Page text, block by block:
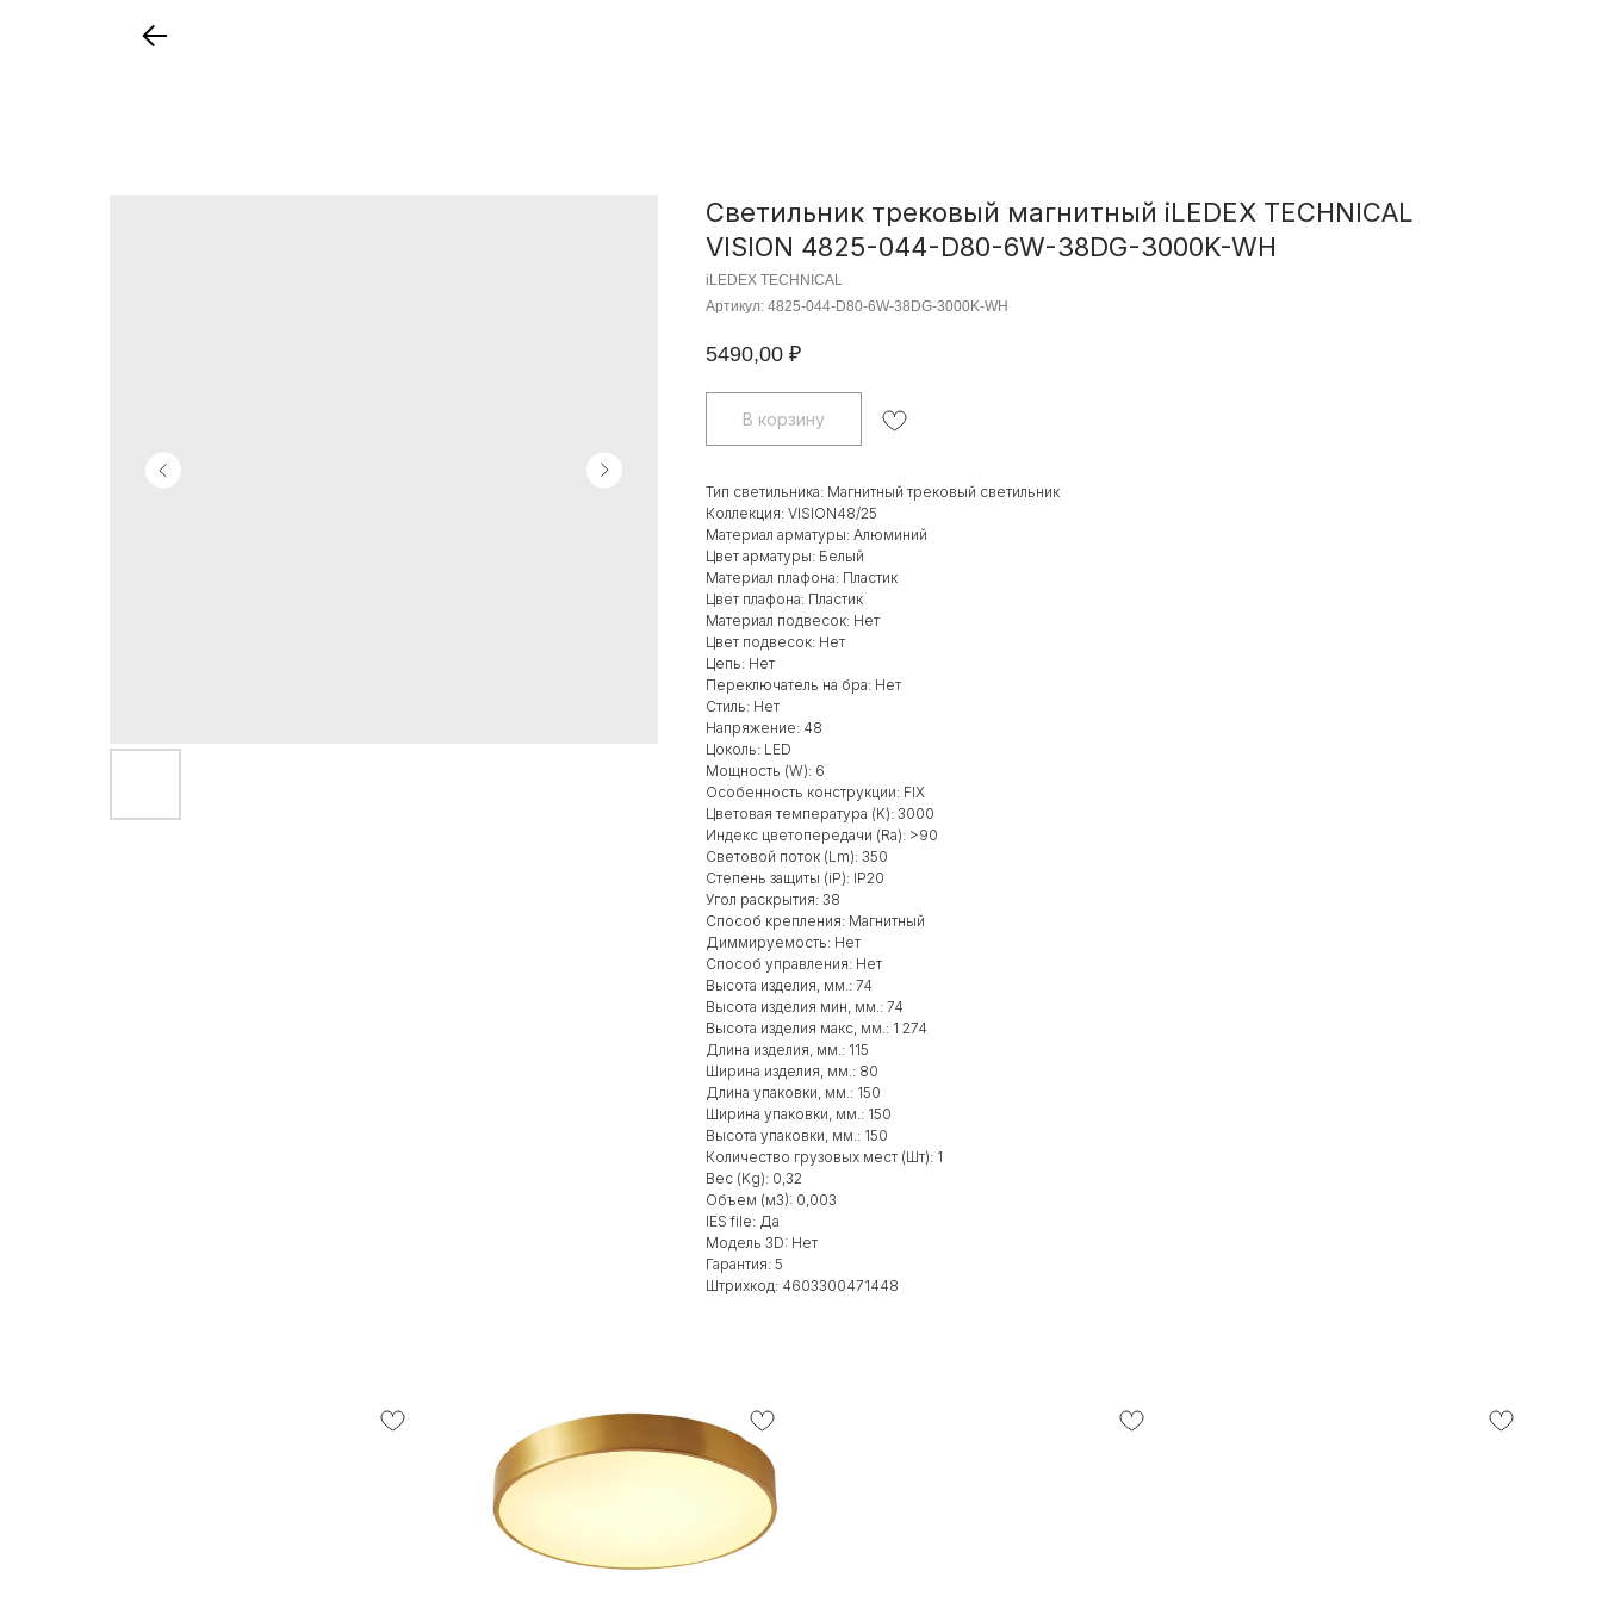
Светильник трековый магнитный iLEDEX TECHNICAL
VISION 4825-044-D80-6W-38DG-3000K-WH
iLEDEX TECHNICAL
Артикул: 4825-044-D80-6W-38DG-3000K-WH
5490,00 ₽
В корзину
Тип светильника: Магнитный трековый светильник
Коллекция: VISION48/25
Материал арматуры: Алюминий
Цвет арматуры: Белый
Материал плафона: Пластик
Цвет плафона: Пластик
Материал подвесок: Нет
Цвет подвесок: Нет
Цепь: Нет
Переключатель на бра: Нет
Стиль: Нет
Напряжение: 48
Цоколь: LED
Мощность (W): 6
Особенность конструкции: FIX
Цветовая температура (K): 3000
Индекс цветопередачи (Ra): >90
Световой поток (Lm): 350
Степень защиты (iP): IP20
Угол раскрытия: 38
Способ крепления: Магнитный
Диммируемость: Нет
Способ управления: Нет
Высота изделия, мм.: 74
Высота изделия мин, мм.: 74
Высота изделия макс, мм.: 1 274
Длина изделия, мм.: 115
Ширина изделия, мм.: 80
Длина упаковки, мм.: 150
Ширина упаковки, мм.: 150
Высота упаковки, мм.: 150
Количество грузовых мест (Шт): 1
Вес (Kg): 0,32
Объем (м3): 0,003
IES file: Да
Модель 3D: Нет
Гарантия: 5
Штрихкод: 4603300471448